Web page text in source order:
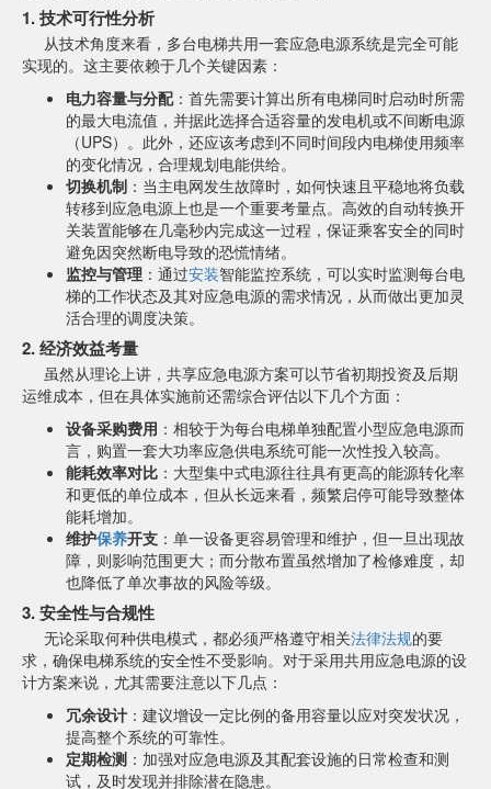
1. 技术可行性分析
从技术角度来看，多台电梯共用一套应急电源系统是完全可能
实现的。这主要依赖于几个关键因素：
电力容量与分配：首先需要计算出所有电梯同时启动时所需
的最大电流值，并据此选择合适容量的发电机或不间断电源
（UPS）。此外，还应该考虑到不同时间段内电梯使用频率
的变化情况，合理规划电能供给。
切换机制 ：当主电网发生故障时，如何快速且平稳地将负载
转移到应急电源上也是一个重要考量点。高效的自动转换开
关装置能够在几毫秒内完成这一过程，保证乘客安全的同时
避免因突然断电导致的恐慌情绪。
监控与管理 ：通过安装智能监控系统，可以实时监测每台电
梯的工作状态及其对应急电源的需求情况，从而做出更加灵
活合理的调度决策。
2. 经济效益考量
虽然从理论上讲，共享应急电源方案可以节省初期投资及后期
运维成本，但在具体实施前还需综合评估以下几个方面：
设备采购费用 ：相较于为每台电梯单独配置小型应急电源而
言，购置一套大功率应急供电系统可能一次性投入较高。
能耗效率对比 ：大型集中式电源往往具有更高的能源转化率
和更低的单位成本，但从长远来看，频繁启停可能导致整体
能耗增加。
维护保养开支 ：单一设备更容易管理和维护，但一旦出现故
障，则影响范围更大；而分散布置虽然增加了检修难度，却
也降低了单次事故的风险等级。
3. 安全性与合规性
无论采取何种供电模式，都必须严格遵守相关法律法规的要
求，确保电梯系统的安全性不受影响。对于采用共用应急电源的设
计方案来说，尤其需要注意以下几点：
冗余设计 ：建议增设一定比例的备用容量以应对突发状况，
提高整个系统的可靠性。
定期检测 ：加强对应急电源及其配套设施的日常检查和测
试，及时发现并排除潜在隐患。